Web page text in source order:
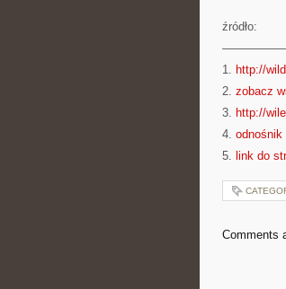
źródło:
1. http://
2. zobacz
3. http://
4. odnośnik
5. link do
Comments